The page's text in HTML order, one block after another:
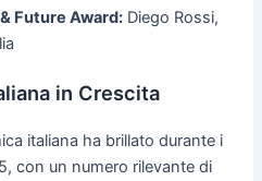
Future Award: Diego Rossi,
in Crescita
italiana ha brillato durante i
con un numero rilevante di